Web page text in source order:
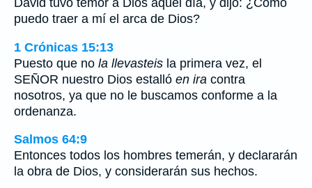
David tuvo temor a Dios aquel día, y dijo: ¿Cómo
puedo traer a mí el arca de Dios?
1 Crónicas 15:13
Puesto que no la llevasteis la primera vez, el
SEÑOR nuestro Dios estalló en ira contra
nosotros, ya que no le buscamos conforme a la
ordenanza.
Salmos 64:9
Entonces todos los hombres temerán, y declararán
la obra de Dios, y considerarán sus hechos.